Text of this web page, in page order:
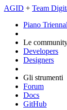
AGID + Team
Piano
Le
Developers
Designers
Gli strumenti
Forum
Docs
GitHub